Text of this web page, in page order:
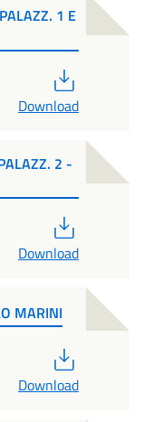
1 E
Download
2 -
Download
MARINI
Download